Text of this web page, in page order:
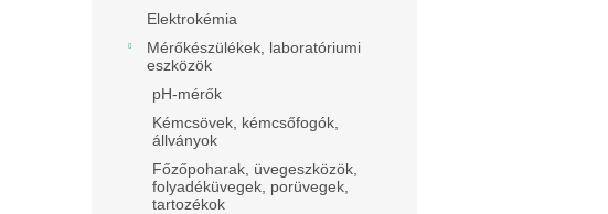
Elektrokémia
Mérőkészülékek, laboratóriumi
eszközök
pH-mérők
Kémcsövek, kémcsőfogók,
állványok
Főzőpoharak, üvegeszközök,
folyadéküvegek, porüvegek,
tartozékok